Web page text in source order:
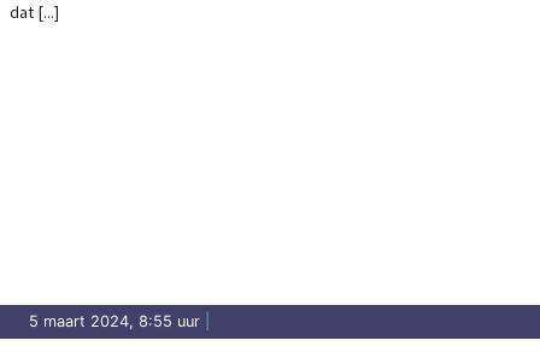
dat [...]
5 maart 2024, 8:55 uur